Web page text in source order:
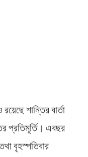
শান্তির বার্তা
প্রতিমূর্তি। এবছর
বৃহস্পতিবার